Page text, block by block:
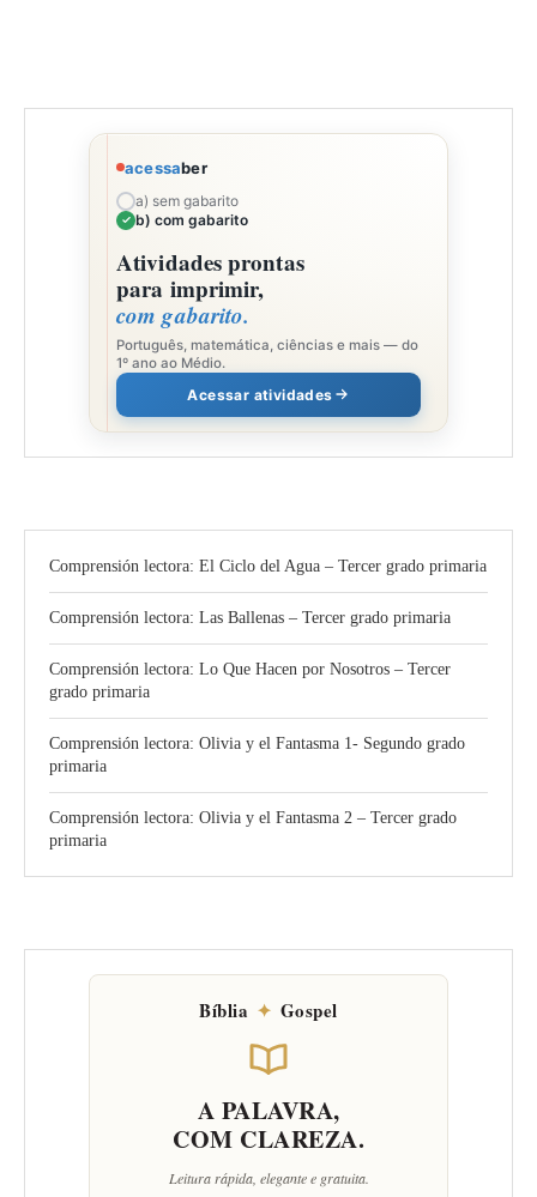
acessaber
a) sem gabarito
b) com gabarito
Atividades prontas
para imprimir,
com gabarito.
Português, matemática, ciências e mais — do
1º ano ao Médio.
Acessar atividades
Comprensión lectora: El Ciclo del Agua – Tercer grado primaria
Comprensión lectora: Las Ballenas – Tercer grado primaria
Comprensión lectora: Lo Que Hacen por Nosotros – Tercer
grado primaria
Comprensión lectora: Olivia y el Fantasma 1- Segundo grado
primaria
Comprensión lectora: Olivia y el Fantasma 2 – Tercer grado
primaria
Bíblia ✦ Gospel
A PALAVRA,
COM CLAREZA.
Leitura rápida, elegante e gratuita.